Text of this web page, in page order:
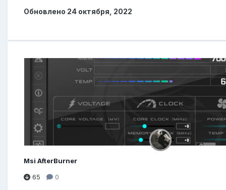
Обновлено 24 октября, 2022
Msi AfterBurner
65
0